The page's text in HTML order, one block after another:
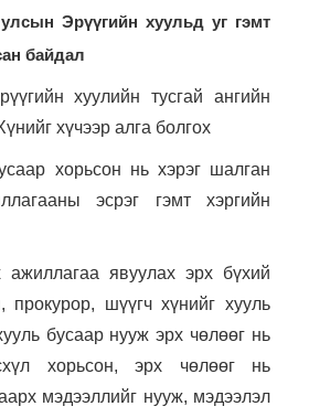
Эрүүгийн хуульд уг гэмт
байдал
хуулийн тусгай ангийн
хүчээр алга болгох
хорьсон нь хэрэг шалган
эсрэг гэмт хэргийн
явуулах эрх бүхий
прокурор, шүүгч хүнийг хууль
бусаар нууж эрх чөлөөг нь
хорьсон, эрх чөлөөг нь
мэдээллийг нууж, мэдээлэл